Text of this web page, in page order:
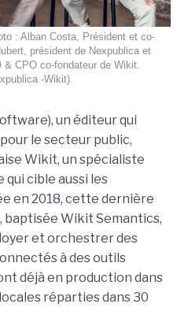
: Alban Costa, Président et co-
président de Nexpublica et
& CPO co-fondateur de Wikit.
-Wikit)
un éditeur qui
le secteur public,
Wikit, un spécialiste
cible aussi les
en 2018, cette dernière
Wikit Semantics,
et orchestrer des
à des outils
déjà en production dans
réparties dans 30